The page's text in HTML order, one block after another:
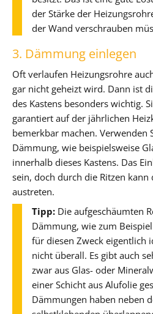
der Stärke der
der Wand verschrauben
3. Dämmung einlegen
Oft verlaufen Heizungsrohre
gar nicht geheizt wird. Dann ist
des Kastens besonders wichtig.
garantiert auf der jährlichen
bemerkbar machen. Verwenden
Dämmung, wie beispielsweise
innerhalb dieses Kastens. Das
sein, doch durch die Ritzen kann
austreten.
Tipp: Die aufgeschäumten
Dämmung, wie zum
für diesen Zweck eigentlich
nicht überall. Es gibt auch
zwar aus Glas- oder
einer Schicht aus Alufolie
Dämmungen haben neben